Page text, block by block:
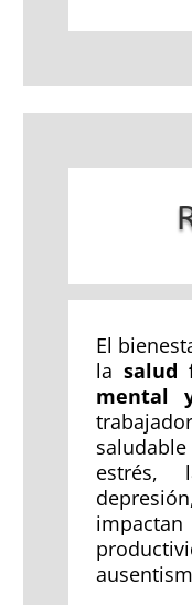
El
la salud
mental
estrés,